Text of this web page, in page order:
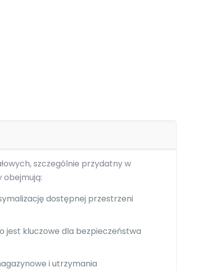
szczególnie przydatny w
obejmują:
dostępnej przestrzeni
jest kluczowe dla bezpieczeństwa
i utrzymania